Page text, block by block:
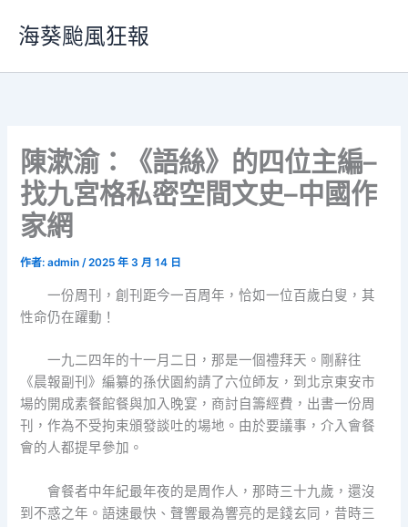
要
海葵颱風狂報
陳漱渝：《語絲》的四位主編–
找九宮格私密空間文史–中國作
家網
作者:admin/2025 年 3 月 14 日
一份周刊，創刊距今一百周年，恰如一位百歲白叟，其
性命仍在躍動！
一九二四年的十一月二日，那是一個禮拜天。剛辭往
《晨報副刊》編纂的孫伏園約請了六位師友，到北京東安市
場的開成素餐館餐與加入晚宴，商討自籌經費，出書一份周
刊，作為不受拘束頒發談吐的場地。由於要議事，介入會餐
會的人都提早參加。
會餐者中年紀最年夜的是周作人，那時三十九歲，還沒
到不惑之年。語速最快、聲響最為響亮的是錢玄同，昔時三